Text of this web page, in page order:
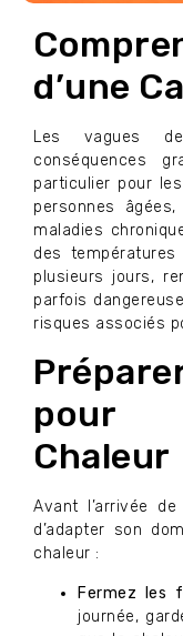
d’une
Les vagues
conséquences
particulier pour
personnes
maladies
des températures
plusieurs jours,
parfois
risques associés
pour
Chaleur
Avant l’arrivée
d’adapter son
chaleur :
Fermez les
journée,